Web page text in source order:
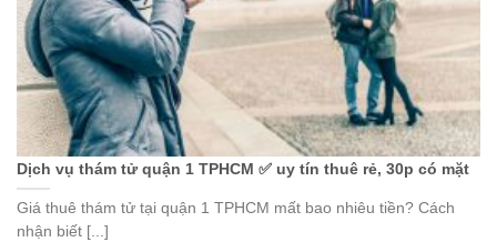
Dịch vụ thám tử quận 1 TPHCM ✅ uy tín thuê rẻ, 30p có mặt
Giá thuê thám tử tại quận 1 TPHCM mất bao nhiêu tiền? Cách
nhận biết [...]